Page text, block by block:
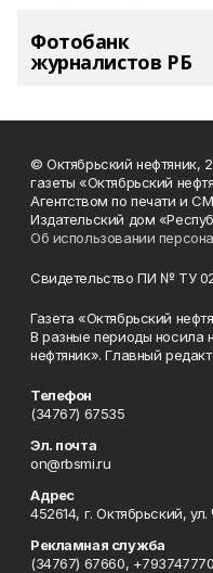
Фотобанк
журналистов РБ
© Октябрьский нефтяник,
газеты «Октябрьский
Агентством по печати и
Издательский дом
Об использовании
Свидетельство ПИ № ТУ
Газета «Октябрьский
В разные периоды носила
нефтяник». Главный
Телефон
(34767) 67535
Эл. почта
on@rbsmi.ru
Адрес
452614, г. Октябрьский,
Рекламная служба
(34767) 67660,